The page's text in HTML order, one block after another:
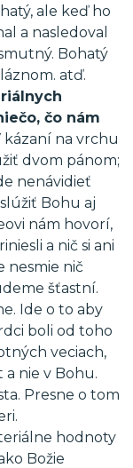
ale keď ho
a nasledoval
Bohatý
atď.
čo nám
kázaní na vrchu
dvom pánom;
nenávidieť
Bohu aj
nám hovorí,
a nič si ani
nesmie nič
šťastní.
Ide o to aby
boli od toho
veciach,
a nie v Bohu.
Presne o tom
hodnoty
Božie